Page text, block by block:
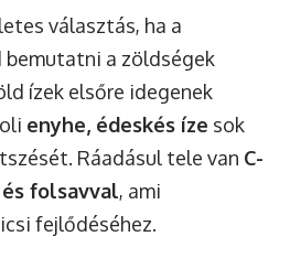
választás, ha a
bemutatni a zöldségek
ízek elsőre idegenek
enyhe, édeskés íze sok
Ráadásul tele van C-
folsavval, ami
fejlődéséhez.